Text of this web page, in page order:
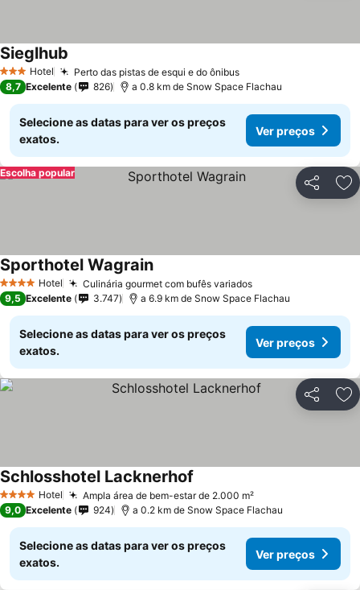
3 EstrelasHotel Perto das pistas de esqui e do ônibus
Sieglhub
8,7 Excelente 826 a 0.8 km de Snow Space Flachau
Selecione as datas para ver os preços
exatos.
Ver preços
Partilhar
Escolha popular
4 EstrelasHotel Culinária gourmet com bufês variados
Sporthotel Wagrain
9,5 Excelente 3.747 a 6.9 km de Snow Space Flachau
Selecione as datas para ver os preços
exatos.
Ver preços
Partilhar
4 EstrelasHotel Ampla área de bem-estar de 2.000 m²
Schlosshotel Lacknerhof
9,0 Excelente 924 a 0.2 km de Snow Space Flachau
Selecione as datas para ver os preços
exatos.
Ver preços